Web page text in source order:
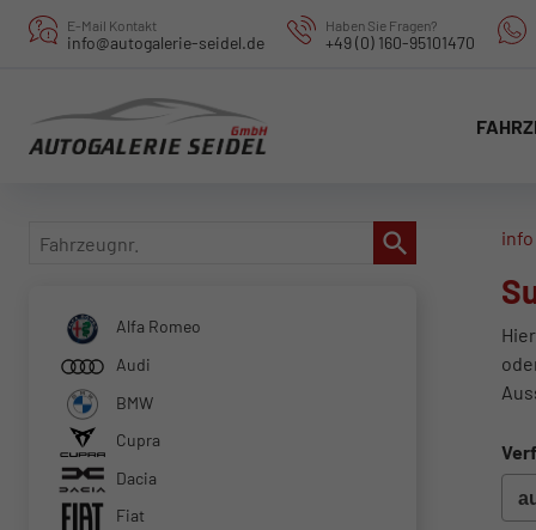
E-Mail Kontakt
info@autogalerie-seidel.de
Haben Sie Fragen?
+49 (0) 160-95101470
info
Fahrzeugnr.
Alfa Romeo
Audi
BMW
Cupra
Dacia
Fiat